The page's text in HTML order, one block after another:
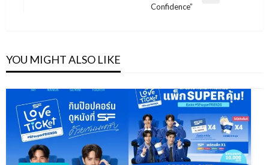
Confidence”
YOU MIGHT ALSO LIKE